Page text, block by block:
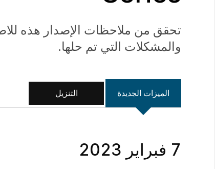
تحقق من ملاحظات الإصدار هذه
والمشكلات التي تم حلها.
الميزات الجديدة التنزيل
7 فبراير 2023